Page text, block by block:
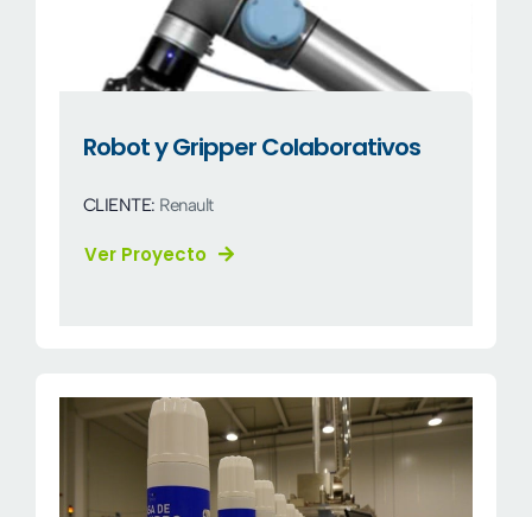
Robot y Gripper Colaborativos
CLIENTE: Renault
Ver Proyecto